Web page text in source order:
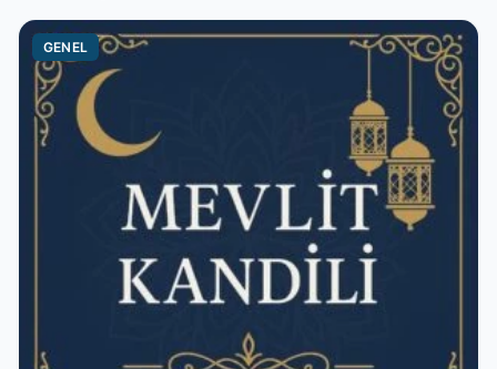
GENEL